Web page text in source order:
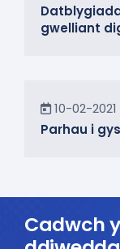
gwelliant
Yn y Cymuned
10-02-2021
Parhau i
Cadwch